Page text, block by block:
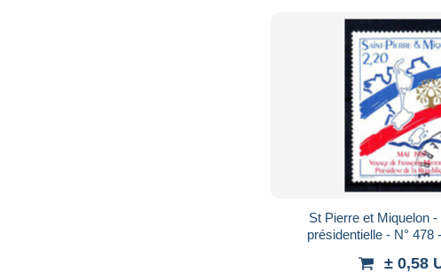
St Pierre et Miquelon - 1987 - Visite
présidentielle
± 0,58